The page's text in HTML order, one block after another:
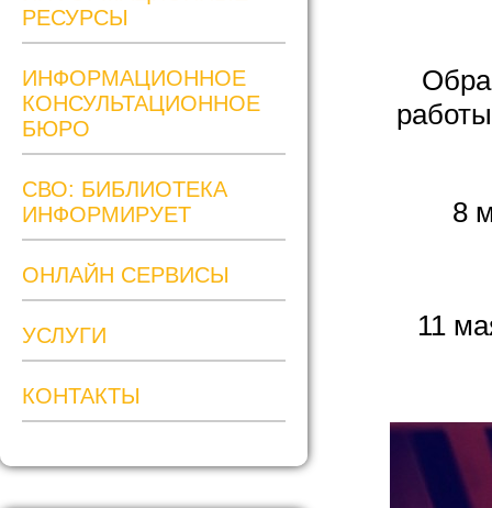
РЕСУРСЫ
ИНФОРМАЦИОННОЕ
КОНСУЛЬТАЦИОННОЕ
БЮРО
СВО: БИБЛИОТЕКА
ИНФОРМИРУЕТ
ОНЛАЙН СЕРВИСЫ
УСЛУГИ
КОНТАКТЫ
8
11